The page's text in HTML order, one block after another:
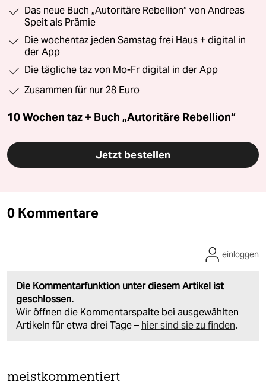
Das neue Buch „Autoritäre Rebellion“ von Andreas
Speit als Prämie
Die wochentaz jeden Samstag frei Haus + digital in
der App
Die tägliche taz von Mo-Fr digital in der App
Zusammen für nur 28 Euro
10 Wochen taz + Buch „Autoritäre Rebellion“
Jetzt bestellen
0 Kommentare
Die Kommentarfunktion unter diesem Artikel ist
geschlossen.
Wir öffnen die Kommentarspalte bei ausgewählten
Artikeln für etwa drei Tage – hier sind sie zu finden.
einloggen
meistkommentiert